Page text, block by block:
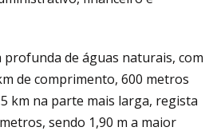
profunda de águas naturais, com
de comprimento, 600 metros
km na parte mais larga, regista
sendo 1,90 m a maior